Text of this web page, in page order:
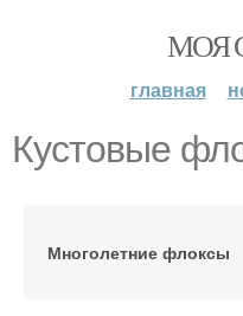
МОЯ
главная
Кустовые
Многолетние флоксы